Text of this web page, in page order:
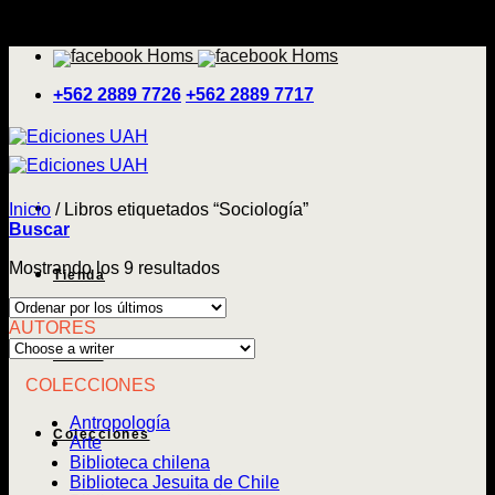
contenido
+562 2889 7726 +562 2889 7717
Tienda
Temas
Colecciones
Inicio /Libros etiquetados “Sociología”
Buscar
Mostrando los 9 resultadosOrdenado
los
AUTORES
COLECCIONES
Antropología
Arte
Biblioteca chilena
Biblioteca Jesuita de Chile